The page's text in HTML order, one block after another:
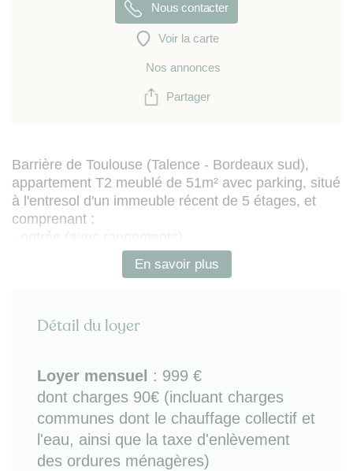
Nous contacter
Voir la carte
Nos annonces
Partager
Barrière de Toulouse (Talence - Bordeaux sud),
appartement T2 meublé de 51m² avec parking, situé
à l'entresol d'un immeuble récent de 5 étages, et
comprenant :
- entrée (avec rangements)
- séjour avec espace salon (canapé et TV) et
vaisselle, lave-linge, four, kit vaisselle)
- salle d'eau (douche + WC)
- parking couvert.
Bon à savoir
: chauffage collectif / fibre / local à
vélos.
En savoir plus
Détail du loyer
Loyer mensuel : 999 €
dont charges 90€ (incluant charges
communes dont le chauffage collectif et
l'eau, ainsi que la taxe d'enlèvement
des ordures ménagères)